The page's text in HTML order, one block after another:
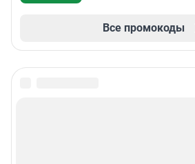
Все промокоды